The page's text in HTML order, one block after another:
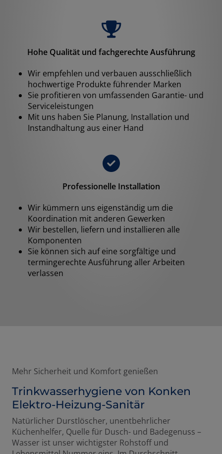
Hohe Qualität und fachgerechte Ausführung
Wir empfehlen und verbauen ausschließlich
hochwertige Produkte führender Marken
Sie profitieren von umfassenden Garantie- und
Serviceleistungen
Mit uns haben Sie Planung, Installation und
Instandhaltung aus einer Hand
Professionelle Installation
Wir kümmern uns eigenständig um die
Koordination mit anderen Gewerken
Wir bestellen, liefern und installieren alle
Komponenten
Sie können sich auf eine sorgfältige und
termingerechte Ausführung aller Arbeiten
verlassen
Mehr Sicherheit und Komfort genießen
Trinkwasserhygiene von Konken
Elektro-Heizung-Sanitär
Natürlicher Durstlöscher, unentbehrlicher
Küchenhelfer, Quelle für Dusch- und Badegenuss –
Wasser ist unser wichtigster Rohstoff und